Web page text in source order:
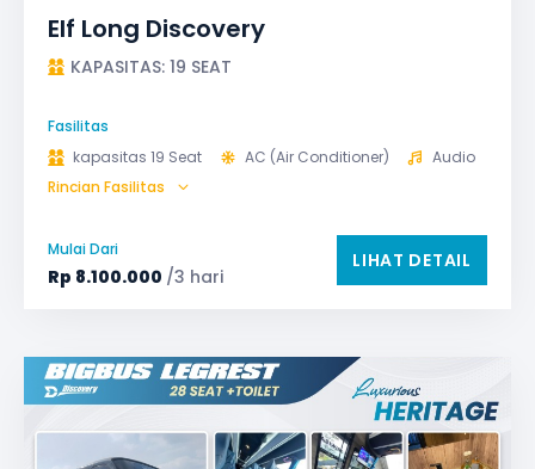
Elf Long Discovery
KAPASITAS: 19 SEAT
Fasilitas
kapasitas 19 Seat
AC (Air Conditioner)
Audio
GPS
Microphone untuk karaoke
TV LED & Android System
Rincian Fasilitas
Mulai Dari
Rp 8.100.000 /3 hari
LIHAT DETAIL